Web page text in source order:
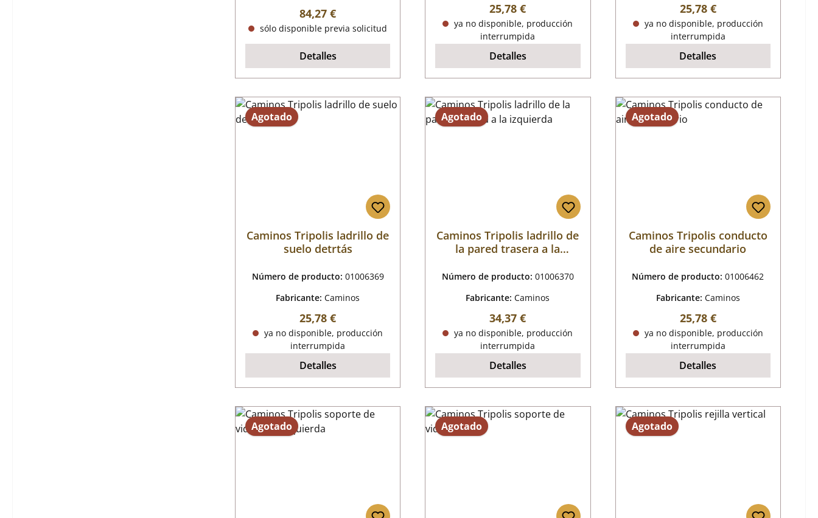
Precio normal:
84,27 €
sólo disponible previa solicitud
Detalles
Precio normal:
25,78 €
ya no disponible, producción
interrumpida
Detalles
Precio normal:
25,78 €
ya no disponible, producción
interrumpida
Detalles
Agotado
Caminos Tripolis ladrillo de
suelo detrtás
Número de producto: 01006369
Fabricante:Caminos
Precio normal:
25,78 €
ya no disponible, producción
interrumpida
Detalles
Agotado
Caminos Tripolis ladrillo de
la pared trasera a la
Número de producto: 01006370
Fabricante:Caminos
Precio normal:
34,37 €
ya no disponible, producción
interrumpida
Detalles
Agotado
Caminos Tripolis conducto
de aire secundario
Número de producto:01006462
Fabricante: Caminos
Precio normal:
25,78 €
ya no disponible, producción
interrumpida
Detalles
Agotado Agotado Agotado